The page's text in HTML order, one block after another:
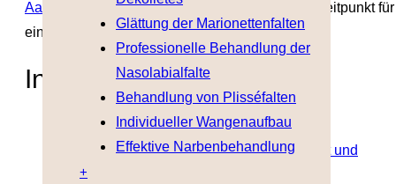
Glättung der Marionettenfalten
Professionelle Behandlung der
Nasolabialfalte
Behandlung von Plisséfalten
Individueller Wangenaufbau
Effektive Narbenbehandlung
+
Aachen
, erklärt Ihnen, wie Sie den passenden Zeitpunkt für
eine OP finden.
Inhaltsverzeichnis
Das Wichtigste in Kürze
Was verändert sich durch Schwangerschaft und
Stillen?